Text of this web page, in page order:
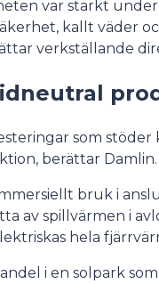
var starkt
kallt väder
verkställande
som stöder
berättar Damlin.
bruk i
av spillvärmen i
hela
i en solpark